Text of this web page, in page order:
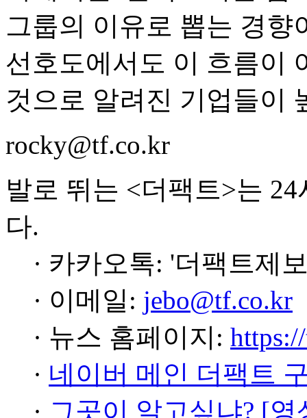
그룹의 이유로 뽑는 경
선호도에서도 이 흐름이
것으로 알려진 기업들이
rocky@tf.co.kr
발로 뛰는 <더팩트>는
다.
· 카카오톡: '더팩트제
· 이메일: jebo@tf.co.kr
· 뉴스 홈페이지:
· 네이버 메인 더팩트
· 그곳이 알고싶냐? [